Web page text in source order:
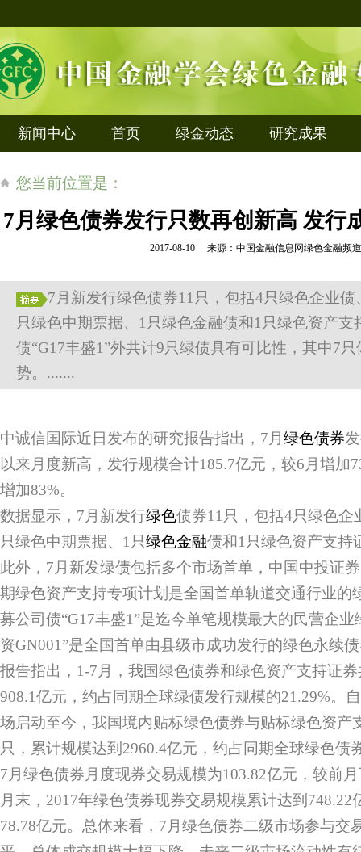
新闻中心 首页 绿金动态 研究成果
您当前位置是：
7月绿色债券发行只数再创新高 发行
2017-08-10 来源：中国金融信息网绿色金融
7月新发行绿色债券11只，包括4只绿色企业
只绿色中期票据、1只绿色金融债和1只绿色资产支
债“G17丰盛1”外共计9只绿债具有可比性，其中7
势。.......
中诚信国际近日发布的研究报告指出，7月 绿色债券
以来月度新高，发行规模合计185.7亿元，较6月增加
增加83%。
数据显示，7月新发行绿色债券11只，包括4只绿色企
只绿色中期票据、1只绿色金融债和1只绿色资产支持
此外，7月新发绿债包括多个市场首单，中国中投证
期绿色资产支持专项计划是全国首单轨道交通行业的
募公司债“G17丰盛1”是迄今单笔规模最大的民营企
资GN001”是全国首单由县级市成功发行的绿色永续
报告指出，1-7月，我国绿色债券和绿色资产支持证
908.1亿元，约占同期全球绿债发行规模的21.29%。
场启动至今，我国境内贴标绿色债券与贴标绿色资产
只，累计规模达到2960.4亿元，约占同期全球绿色债
7月绿色债券月度现券交易规模为103.82亿元，较前
月末，2017年绿色债券现券交易规模累计达到748.22
78.78亿元。总体来看，7月绿色债券二级市场参与交